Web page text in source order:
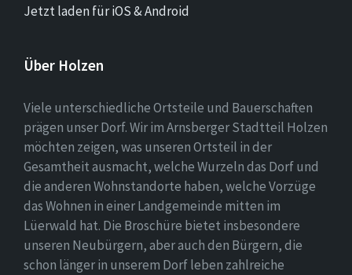
Jetzt laden für iOS & Android
Über Holzen
Viele unterschiedliche Ortsteile und Bauerschaften
prägen unser Dorf. Wir im Arnsberger Stadtteil Holzen
möchten zeigen, was unseren Ortsteil in der
Gesamtheit ausmacht, welche Wurzeln das Dorf und
die anderen Wohnstandorte haben, welche Vorzüge
das Wohnen in einer Landgemeinde mitten im
Lüerwald hat. Die Broschüre bietet insbesondere
unseren Neubürgern, aber auch den Bürgern, die
schon länger in unserem Dorf leben zahlreiche